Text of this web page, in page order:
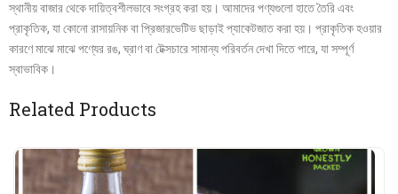
স্থানীয় বাজার থেকে দায়িত্বশীলভাবে সংগ্রহ করা হয়। আমাদের পণ্যগুলো হাতে তৈরি এবং
প্রাকৃতিক, যা কোনো রাসায়নিক বা প্রিজারভেটিভ ছাড়াই প্যাকেটজাত করা হয়। প্রাকৃতিক হওয়ার
কারণে মাঝে মাঝে পণ্যের রঙ, ঘ্রাণ বা টেক্সচারে সামান্য পরিবর্তন দেখা দিতে পারে, যা সম্পূর্ণ
স্বাভাবিক।
Related Products